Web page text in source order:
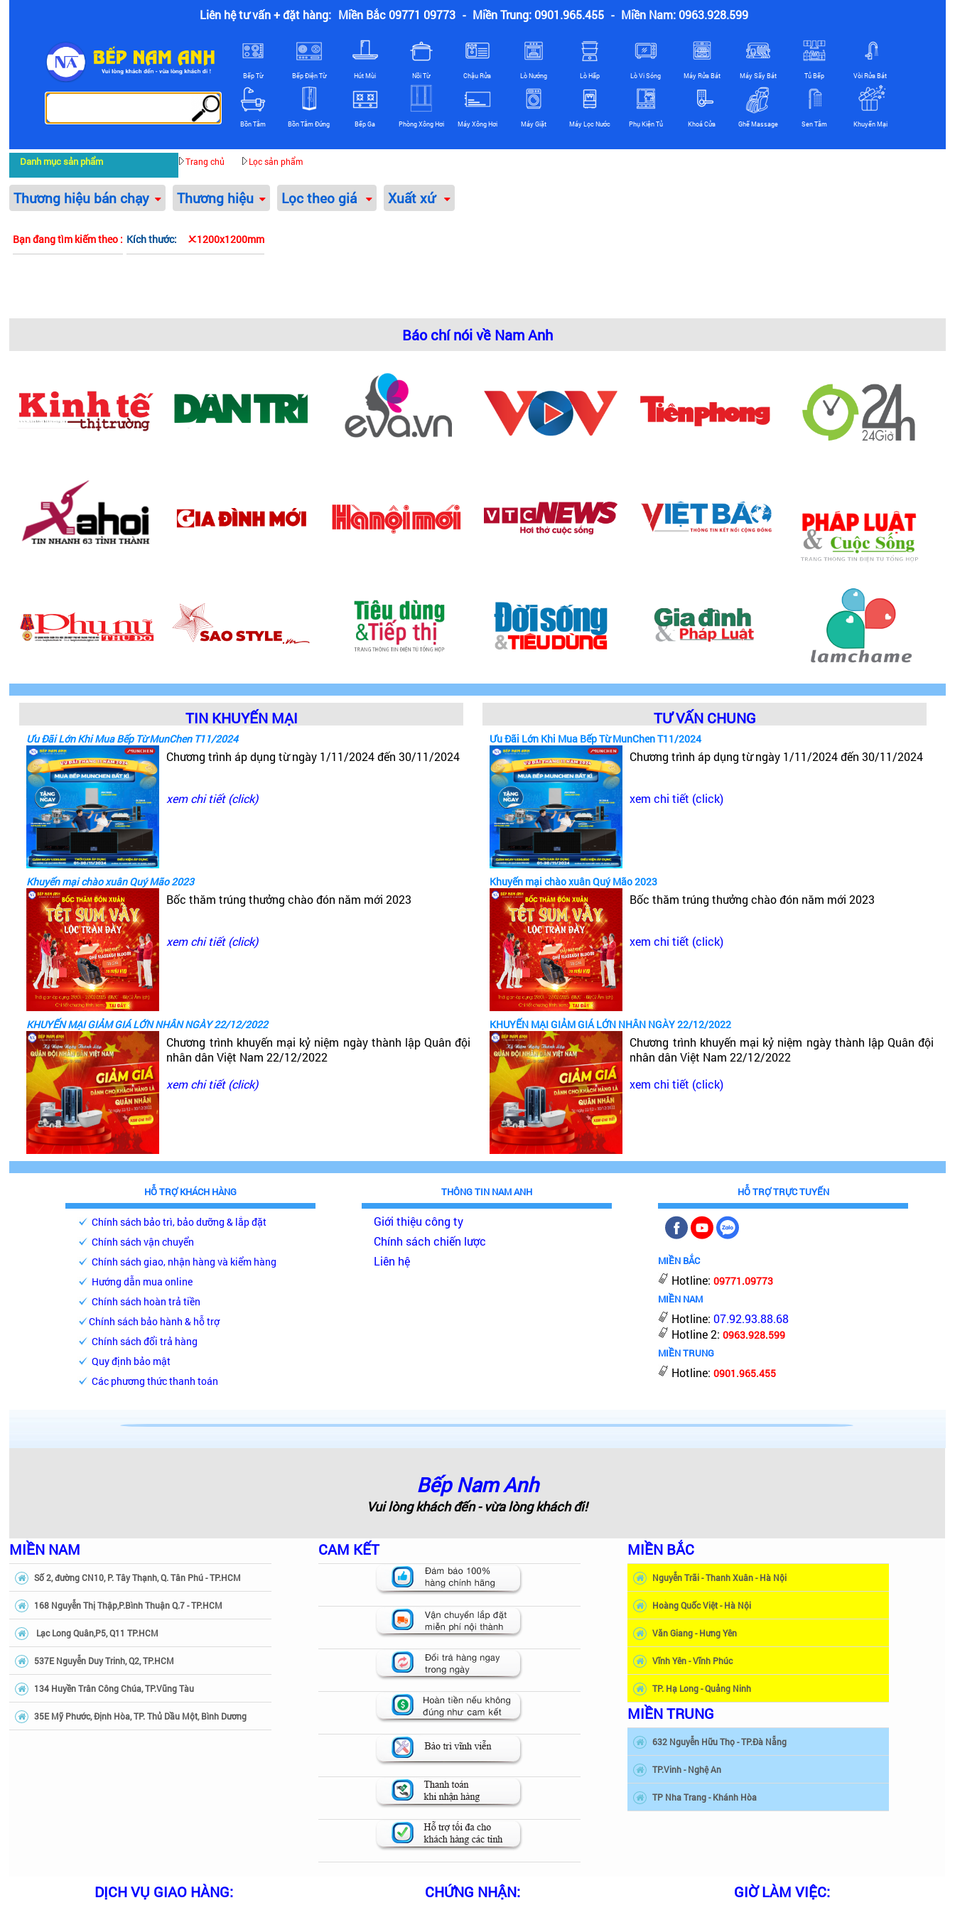
Liên hệ tư vấn + đặt hàng: Miền Bắc 09771 09773 - Miền Trung: 0901.965.455 - Miền Nam: 0963.928.599
Bếp Từ Bếp Điện Từ Hút Mùi Nồi Từ Chậu Rửa Lò Nướng Lò Hấp Lò Vi Sóng Máy Rửa Bát Máy Sấy Bát Tủ Bếp Vòi Rửa Bát
Bồn Tắm Bồn Tắm Đứng Bếp Ga Phòng Xông Hơi Máy Xông Hơi Máy Giặt Máy Lọc Nước Phụ Kiện Tủ Khoá Cửa Ghế Massage Sen Tắm Khuyến Mại
Danh mục sản phẩm Trang chủ Lọc sản phẩm
Thương hiệu bán chạy Thương hiệu Lọc theo giá Xuất xứ
Bạn đang tìm kiếm theo : Kích thước: 1200x1200mm
Báo chí nói về Nam Anh
TIN KHUYẾN MẠI
Ưu Đãi Lớn Khi Mua Bếp Từ MunChen T11/2024
Chương trình áp dụng từ ngày 1/11/2024 đến 30/11/2024
xem chi tiết (click)
Khuyến mại chào xuân Quý Mão 2023
Bốc thăm trúng thưởng chào đón năm mới 2023
xem chi tiết (click)
KHUYẾN MẠI GIẢM GIÁ LỚN NHÂN NGÀY 22/12/2022
Chương trình khuyến mại kỷ niệm ngày thành lập Quân đội
nhân dân Việt Nam 22/12/2022
xem chi tiết (click)
TƯ VẤN CHUNG
Ưu Đãi Lớn Khi Mua Bếp Từ MunChen T11/2024
Chương trình áp dụng từ ngày 1/11/2024 đến 30/11/2024
xem chi tiết (click)
Khuyến mại chào xuân Quý Mão 2023
Bốc thăm trúng thưởng chào đón năm mới 2023
xem chi tiết (click)
KHUYẾN MẠI GIẢM GIÁ LỚN NHÂN NGÀY 22/12/2022
Chương trình khuyến mại kỷ niệm ngày thành lập Quân đội
nhân dân Việt Nam 22/12/2022
xem chi tiết (click)
HỖ TRỢ KHÁCH HÀNG
Chính sách bảo trì, bảo dưỡng & lắp đặt
Chính sách vận chuyển
Chính sách giao, nhận hàng và kiểm hàng
Hướng dẫn mua online
Chính sách hoàn trả tiền
Chính sách bảo hành & hỗ trợ
Chính sách đổi trả hàng
Quy định bảo mật
Các phương thức thanh toán
THÔNG TIN NAM ANH
Giới thiệu công ty
Chính sách chiến lược
Liên hệ
HỖ TRỢ TRỰC TUYẾN
MIỀN BẮC
Hotline:09771.09773
MIỀN NAM
Hotline:07.92.93.88.68
Hotline 2:0963.928.599
MIỀN TRUNG
Hotline:0901.965.455
Bếp Nam Anh
Vui lòng khách đến - vừa lòng khách đi!
MIỀN NAM
Số 2, đường CN10, P. Tây Thạnh, Q. Tân Phú - TP.HCM
168 Nguyễn Thị Thập,P.Bình Thuận Q.7 - TP.HCM
Lạc Long Quân,P5, Q11 TP.HCM
537E Nguyễn Duy Trinh, Q2, TP.HCM
134 Huyền Trân Công Chúa, TP.Vũng Tàu
35E Mỹ Phước, Định Hòa, TP. Thủ Dầu Một, Bình Dương
CAM KẾT MIỀN BẮC
Nguyễn Trãi - Thanh Xuân - Hà Nội
Hoàng Quốc Việt - Hà Nội
Văn Giang - Hưng Yên
Vĩnh Yên - Vĩnh Phúc
TP. Hạ Long - Quảng Ninh
MIỀN TRUNG
632 Nguyễn Hữu Thọ - TP.Đà Nẵng
TP.Vinh - Nghệ An
TP Nha Trang - Khánh Hòa
DỊCH VỤ GIAO HÀNG: CHỨNG NHẬN: GIỜ LÀM VIỆC: